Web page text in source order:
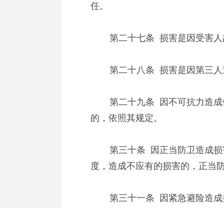
任。
第二十七条 损害是因受害人
第二十八条 损害是因第三人
第二十九条 因不可抗力造成
的，依照其规定。
第三十条 因正当防卫造成损
度，造成不应有的损害的，正当
第三十一条 因紧急避险造成